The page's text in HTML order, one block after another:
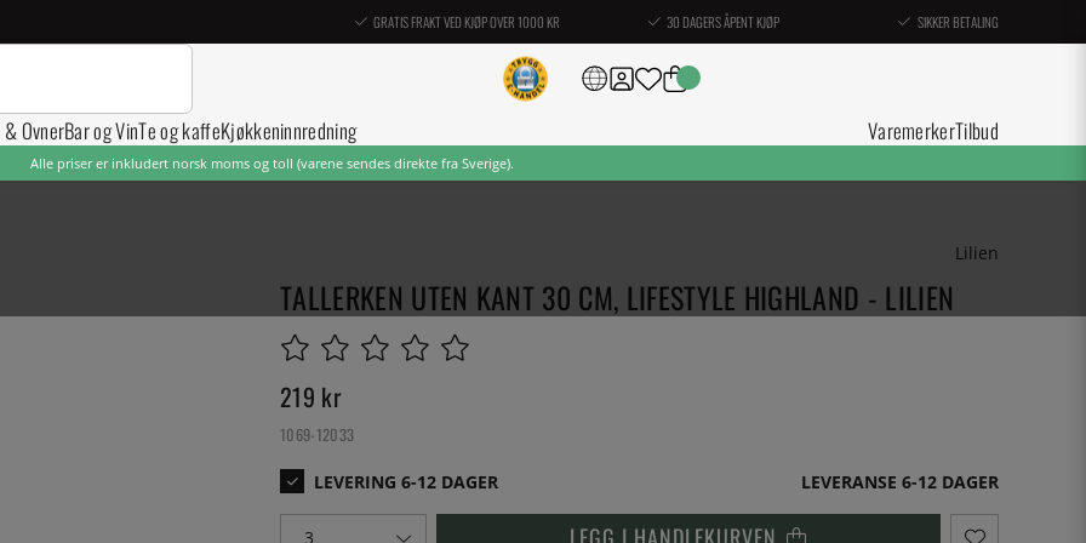
GRATIS FRAKT VED KJØP OVER 1000 KR 30 DAGERS ÅPENT KJØP SIKKER BETALING
OvnerBar og VinTe og kaffeKjøkkeninnredning VaremerkerTilbud
Alle priser er inkludert norsk moms og toll (varene sendes direkte fra Sverige).
Lilien
TALLERKEN UTEN KANT 30 CM, LIFESTYLE HIGHLAND - LILIEN
219 kr
1069-12033
LEVERANSE 6-12 DAGER
LEGG I HANDLEKURVEN